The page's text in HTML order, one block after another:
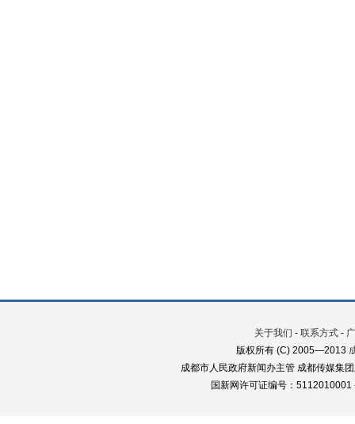
关于我们 - 联系方式 -
版权所有 (C) 2005—2013
成都市人民政府新闻办主管 成都传媒集
国新网许可证编号：